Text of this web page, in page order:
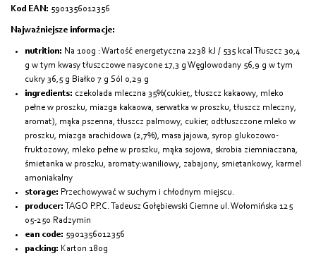
Kod EAN: 5901356012356
Najważniejsze informacje:
nutrition: Na 100g : Wartość energetyczna 2238 kJ / 535 kcal Tłuszcz 30,4
g w tym kwasy tłuszczowe nasycone 17,3 g Węglowodany 56,9 g w tym
cukry 36,5 g Białko 7 g Sól 0,29 g
ingredients: czekolada mleczna 35%(cukier,, tłuszcz kakaowy, mleko
pełne w proszku, miazga kakaowa, serwatka w proszku, tłuszcz mleczny,
aromat), mąka pszenna, tłuszcz palmowy, cukier, odtłuszczone mleko w
proszku, miazga arachidowa (2,7%), masa jajowa, syrop glukozowo-
fruktozowy, mleko pełne w proszku, mąka sojowa, skrobia ziemniaczana,
śmietanka w proszku, aromaty:waniliowy, zabajony, smietankowy, karmel
amoniakalny
storage: Przechowywać w suchym i chłodnym miejscu.
producer: TAGO P.P.C. Tadeusz Gołębiewski Ciemne ul. Wołomińska 125
05-250 Radzymin
ean code: 5901356012356
packing: Karton 180g